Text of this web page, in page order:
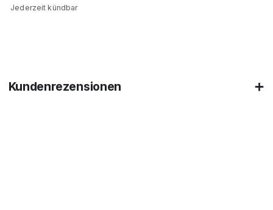
Jederzeit kündbar
Kundenrezensionen